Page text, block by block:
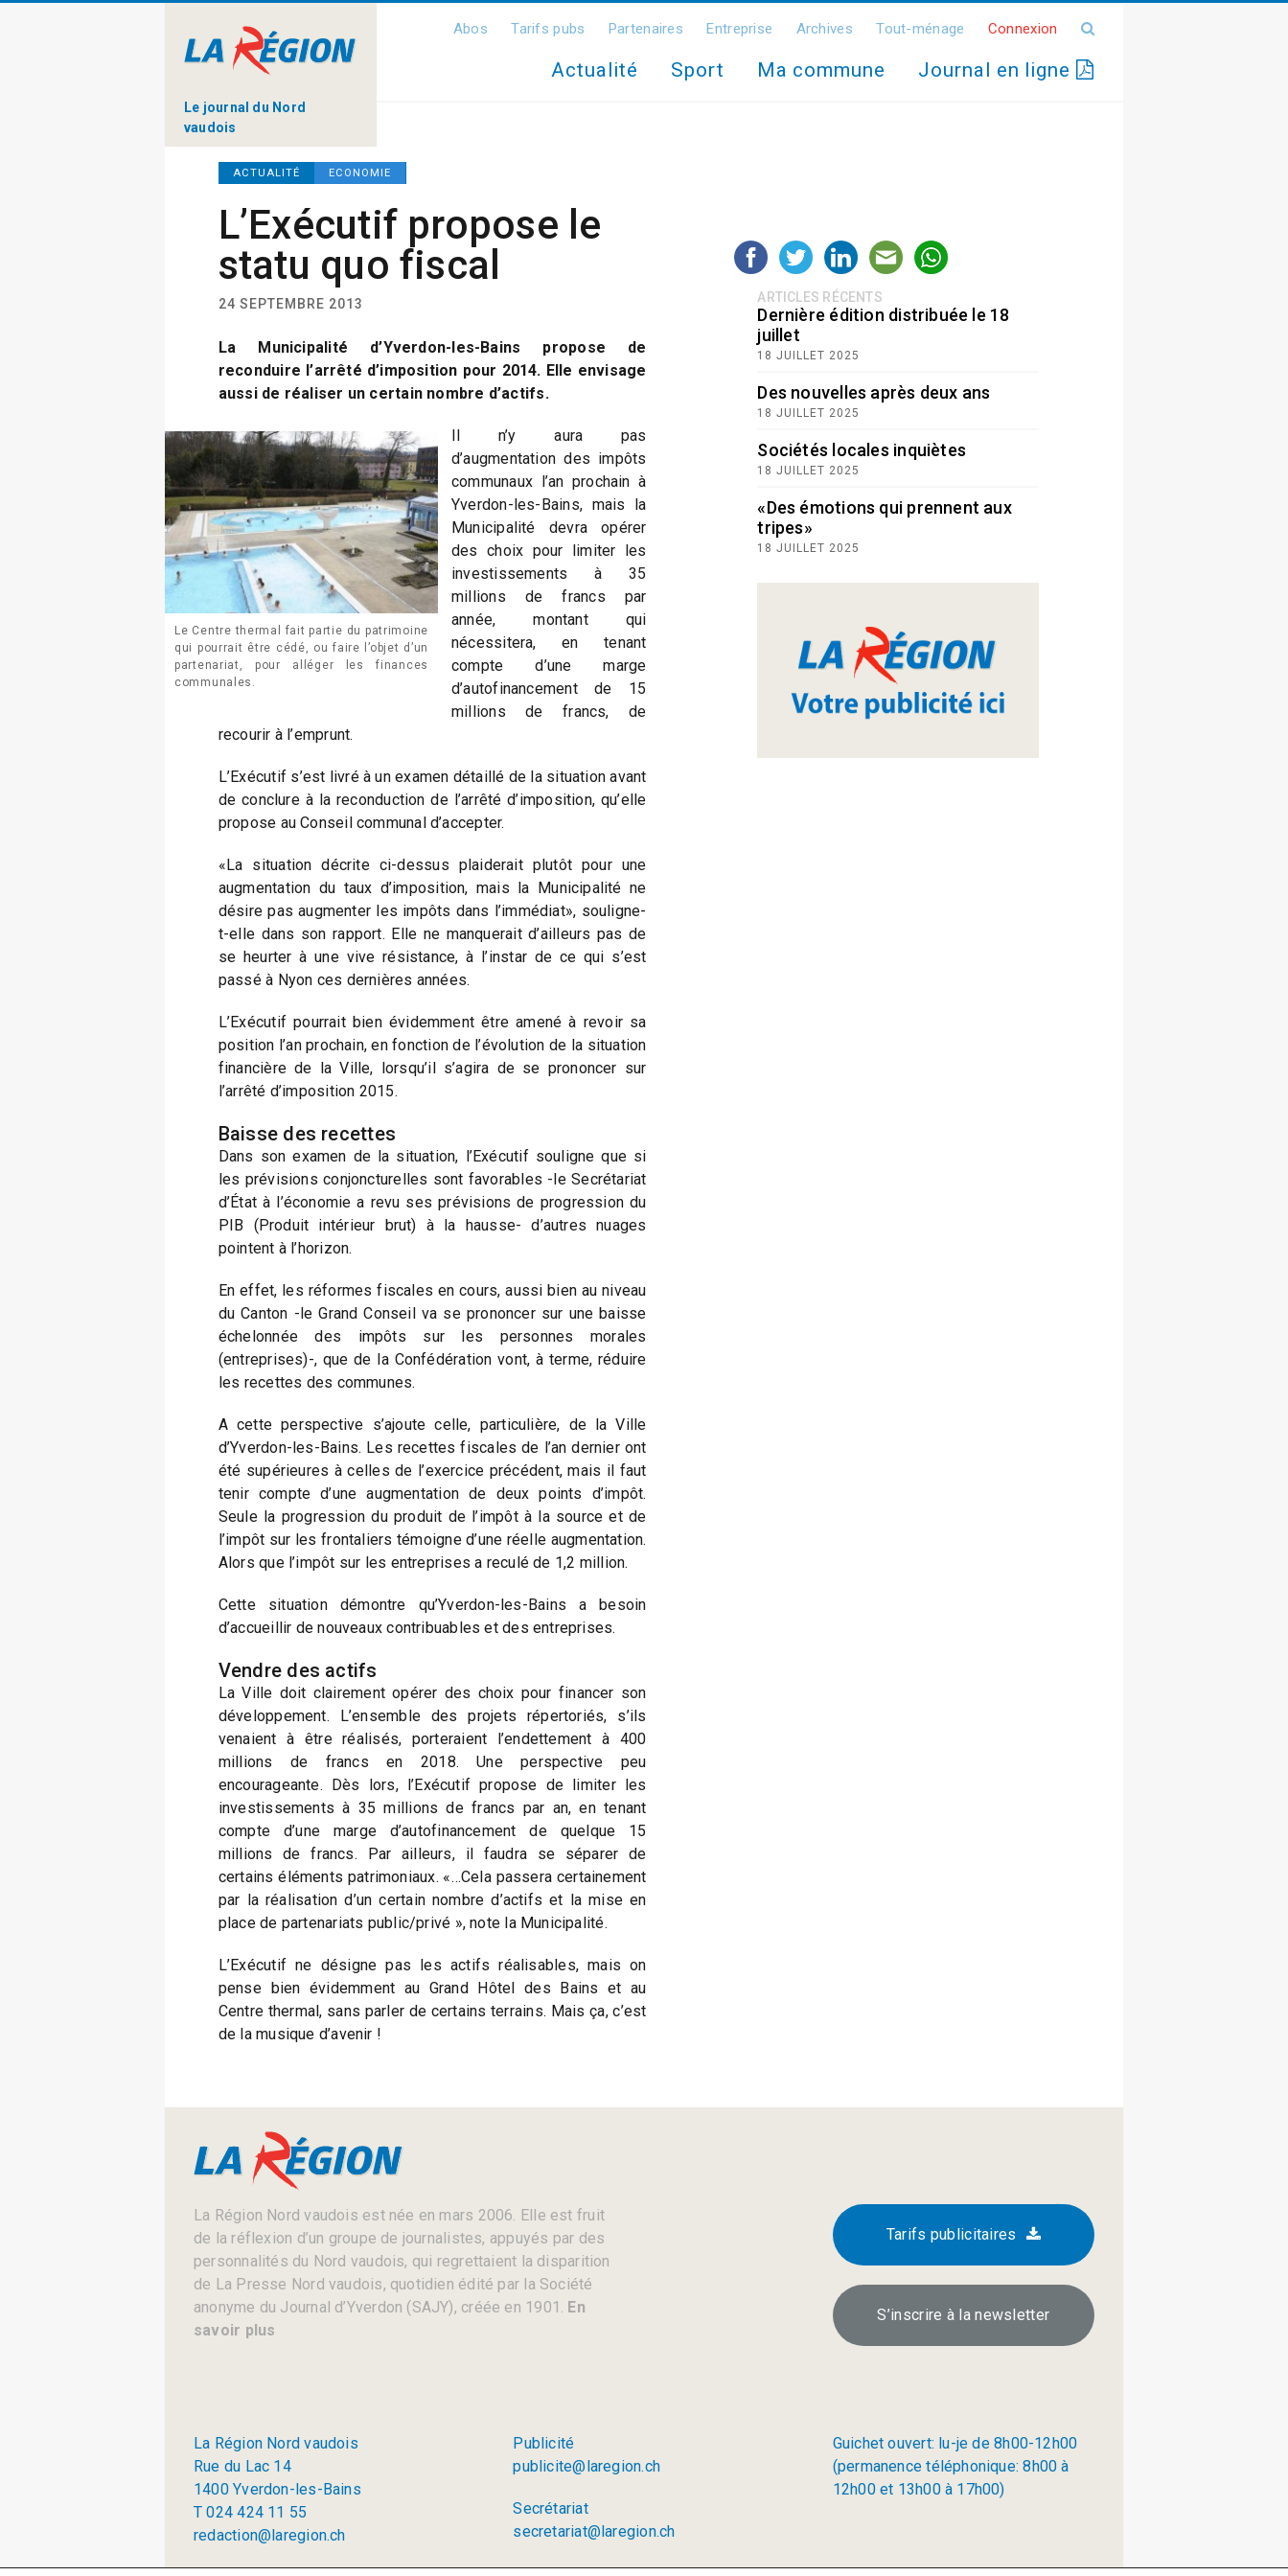
Le journal du Nord
vaudois
Abos Tarifs pubs Partenaires Entreprise Archives Tout-ménage Connexion
Actualité Sport Ma commune Journal en ligne
ACTUALITÉ ECONOMIE
L’Exécutif propose le
statu quo fiscal
24 SEPTEMBRE 2013
La Municipalité d’Yverdon-les-Bains propose de
reconduire l’arrêté d’imposition pour 2014. Elle envisage
aussi de réaliser un certain nombre d’actifs.
Le Centre thermal fait partie du patrimoine
qui pourrait être cédé, ou faire l’objet d’un
partenariat, pour alléger les finances
communales.
Il n’y aura pas
d’augmentation des impôts
communaux l’an prochain à
Yverdon-les-Bains, mais la
Municipalité devra opérer
des choix pour limiter les
investissements à 35
millions de francs par
année, montant qui
nécessitera, en tenant
compte d’une marge
d’autofinancement de 15
millions de francs, de
recourir à l’emprunt.
L’Exécutif s’est livré à un examen détaillé de la situation avant
de conclure à la reconduction de l’arrêté d’imposition, qu’elle
propose au Conseil communal d’accepter.
«La situation décrite ci-dessus plaiderait plutôt pour une
augmentation du taux d’imposition, mais la Municipalité ne
désire pas augmenter les impôts dans l’immédiat», souligne-
t-elle dans son rapport. Elle ne manquerait d’ailleurs pas de
se heurter à une vive résistance, à l’instar de ce qui s’est
passé à Nyon ces dernières années.
L’Exécutif pourrait bien évidemment être amené à revoir sa
position l’an prochain, en fonction de l’évolution de la situation
financière de la Ville, lorsqu’il s’agira de se prononcer sur
l’arrêté d’imposition 2015.
Baisse des recettes
Dans son examen de la situation, l’Exécutif souligne que si
les prévisions conjoncturelles sont favorables -le Secrétariat
d’État à l’économie a revu ses prévisions de progression du
PIB (Produit intérieur brut) à la hausse- d’autres nuages
pointent à l’horizon.
En effet, les réformes fiscales en cours, aussi bien au niveau
du Canton -le Grand Conseil va se prononcer sur une baisse
échelonnée des impôts sur les personnes morales
(entreprises)-, que de la Confédération vont, à terme, réduire
les recettes des communes.
A cette perspective s’ajoute celle, particulière, de la Ville
d’Yverdon-les-Bains. Les recettes fiscales de l’an dernier ont
été supérieures à celles de l’exercice précédent, mais il faut
tenir compte d’une augmentation de deux points d’impôt.
Seule la progression du produit de l’impôt à la source et de
l’impôt sur les frontaliers témoigne d’une réelle augmentation.
Alors que l’impôt sur les entreprises a reculé de 1,2 million.
Cette situation démontre qu’Yverdon-les-Bains a besoin
d’accueillir de nouveaux contribuables et des entreprises.
Vendre des actifs
La Ville doit clairement opérer des choix pour financer son
développement. L’ensemble des projets répertoriés, s’ils
venaient à être réalisés, porteraient l’endettement à 400
millions de francs en 2018. Une perspective peu
encourageante. Dès lors, l’Exécutif propose de limiter les
investissements à 35 millions de francs par an, en tenant
compte d’une marge d’autofinancement de quelque 15
millions de francs. Par ailleurs, il faudra se séparer de
certains éléments patrimoniaux. «…Cela passera certainement
par la réalisation d’un certain nombre d’actifs et la mise en
place de partenariats public/privé », note la Municipalité.
L’Exécutif ne désigne pas les actifs réalisables, mais on
pense bien évidemment au Grand Hôtel des Bains et au
Centre thermal, sans parler de certains terrains. Mais ça, c’est
de la musique d’avenir !
ARTICLES RÉCENTS
Dernière édition distribuée le 18
juillet
18 JUILLET 2025
Des nouvelles après deux ans
18 JUILLET 2025
Sociétés locales inquiètes
18 JUILLET 2025
«Des émotions qui prennent aux
tripes»
18 JUILLET 2025
La Région Nord vaudois est née en mars 2006. Elle est fruit
de la réflexion d’un groupe de journalistes, appuyés par des
personnalités du Nord vaudois, qui regrettaient la disparition
de La Presse Nord vaudois, quotidien édité par la Société
anonyme du Journal d’Yverdon (SAJY), créée en 1901. En
savoir plus
Tarifs publicitaires
S’inscrire à la newsletter
La Région Nord vaudois
Rue du Lac 14
1400 Yverdon-les-Bains
T 024 424 11 55
redaction@laregion.ch
Publicité
publicite@laregion.ch
Secrétariat
secretariat@laregion.ch
Guichet ouvert: lu-je de 8h00-12h00
(permanence téléphonique: 8h00 à
12h00 et 13h00 à 17h00)